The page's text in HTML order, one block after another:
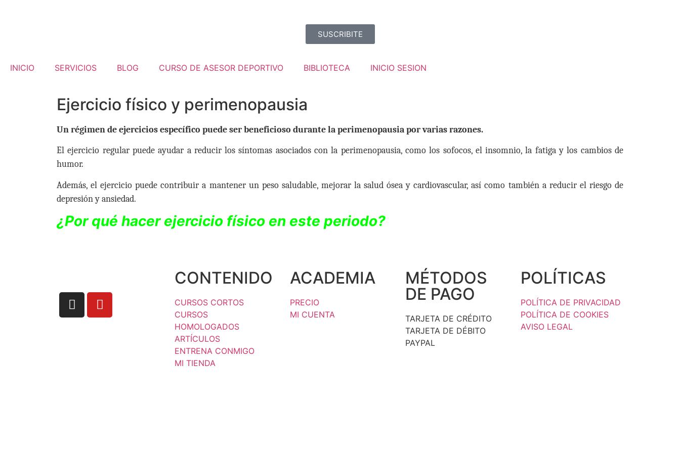
SUSCRIBITE
INICIO SERVICIOS BLOG CURSO DE ASESOR DEPORTIVO BIBLIOTECA INICIO SESION
Ejercicio físico y perimenopausia
Un régimen de ejercicios específico puede ser beneficioso durante la perimenopausia por varias razones.
El ejercicio regular puede ayudar a reducir los síntomas asociados con la perimenopausia, como los sofocos, el insomnio, la fatiga y los cambios de
humor.
Además, el ejercicio puede contribuir a mantener un peso saludable, mejorar la salud ósea y cardiovascular, así como también a reducir el riesgo de
depresión y ansiedad.
¿Por qué hacer ejercicio físico en este periodo?
CONTENIDO
CURSOS CORTOS
CURSOS
HOMOLOGADOS
ARTÍCULOS
ENTRENA CONMIGO
MI TIENDA
ACADEMIA
PRECIO
MI CUENTA
MÉTODOS
DE PAGO
TARJETA DE CRÉDITO
TARJETA DE DÉBITO
PAYPAL
POLÍTICAS
POLÍTICA DE PRIVACIDAD
POLÍTICA DE COOKIES
AVISO LEGAL